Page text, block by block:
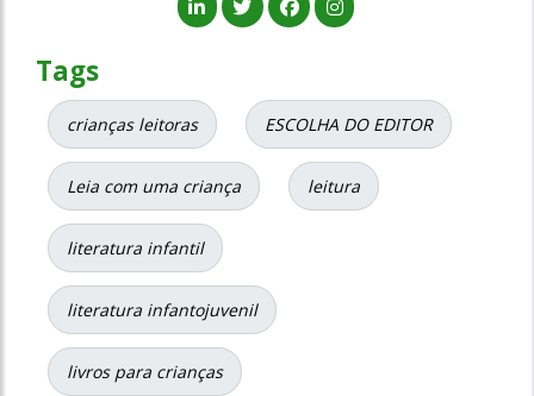
Tags
crianças leitoras ESCOLHA DO EDITOR
Leia com uma criança leitura
literatura infantil
literatura infantojuvenil
livros para crianças